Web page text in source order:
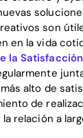
son
en la vida
la
alto de
de
relación a